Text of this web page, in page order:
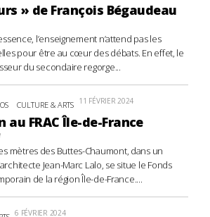
» de François Bégaudeau
l’enseignement n’attend pas les
pour être au cœur des débats. En effet, le
du secondaire regorge...
CULTURE & ARTS 11 FÉVRIER 2024
FRAC Île-de-France
mètres des Buttes-Chaumont, dans un
Jean-Marc Lalo, se situe le Fonds
de la région Île-de-France....
6 FÉVRIER 2024